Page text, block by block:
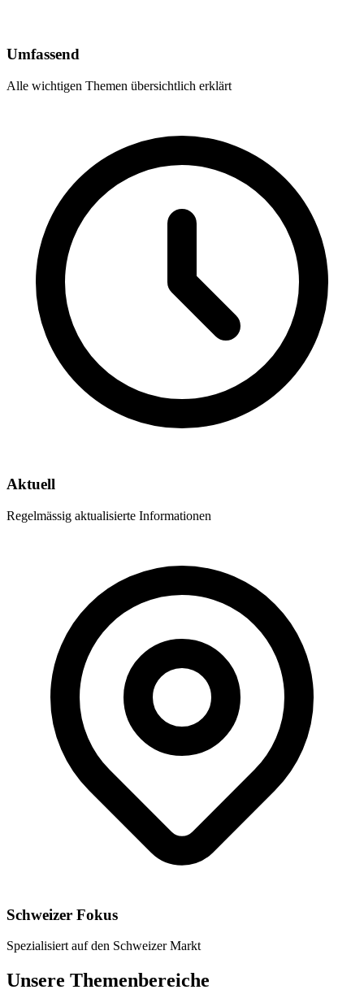
Umfassend
Alle wichtigen Themen übersichtlich erklärt
Aktuell
Regelmässig aktualisierte Informationen
Schweizer Fokus
Spezialisiert auf den Schweizer Markt
Unsere Themenbereiche